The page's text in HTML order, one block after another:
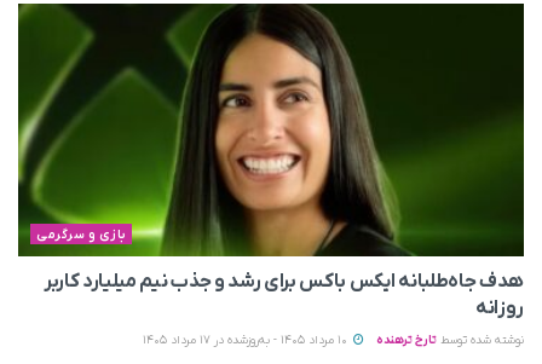
بازی و سرگرمی
هدف جاه‌طلبانه ایکس باکس برای رشد و جذب نیم میلیارد کاربر
روزانه
نوشته شده توسط تارخ ترهنده